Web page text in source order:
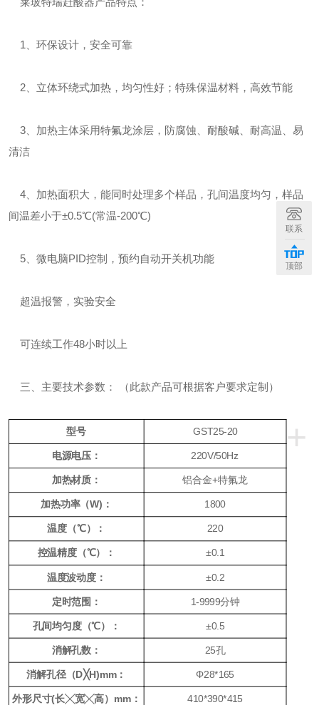
1、环保设计，安全可靠
2、立体环绕式加热，均匀性好；特殊保温材料，高效节能
3、加热主体采用特氟龙涂层，防腐蚀、耐酸碱、耐高温、易
清洁
4、加热面积大，能同时处理多个样品，孔间温度均匀，样品
间温差小于±0.5℃(常温-200℃)
5、微电脑PID控制，预约自动开关机功能
超温报警，实验安全
可连续工作48小时以上
三、主要技术参数： （此款产品可根据客户要求定制）
+
型号 GST25-20
电源电压： 220V/50Hz
加热材质： 铝合金+特氟龙
加热功率（W)： 1800
温度（℃）： 220
控温精度（℃）： ±0.1
温度波动度： ±0.2
定时范围： 1-9999分钟
孔间均匀度（℃）： ±0.5
消解孔数： 25孔
消解孔径（D╳H)mm： Φ28*165
外形尺寸(长╳宽╳高）mm： 410*390*415
联系
顶部